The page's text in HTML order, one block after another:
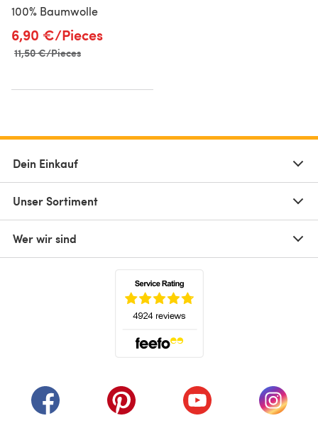
100% Baumwolle
6,90 €/Pieces
Alter Preis
11,50 €/Pieces
Dein Einkauf
Unser Sortiment
Wer wir sind
(öffnet sich in einem neuen Tab)
(öffnet sich in einem neuen Tab)
(öffnet sich in einem
(öffnet